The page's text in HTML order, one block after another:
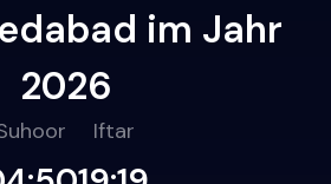
im Jahr
2026
Iftar